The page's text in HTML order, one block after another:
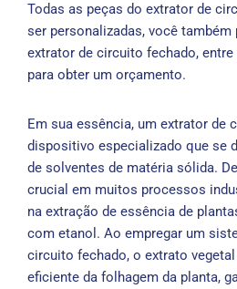
Todas as peças do extrator de
ser personalizadas, você também
extrator de circuito fechado,
para obter um orçamento.
Em sua essência, um extrator de
dispositivo especializado que se
de solventes de matéria sólida.
crucial em muitos processos
na extração de essência de
com etanol. Ao empregar um
circuito fechado, o extrato
eficiente da folhagem da planta,